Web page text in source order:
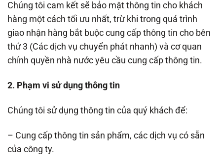
Chúng tôi cam kết sẽ bảo mật thông tin cho khách
hàng một cách tối ưu nhất, trừ khi trong quá trình
giao nhận hàng bắt buộc cung cấp thông tin cho bên
thứ 3 (Các dịch vụ chuyển phát nhanh) và cơ quan
chính quyền nhà nước yêu cầu cung cấp thông tin.
2. Phạm vi sử dụng thông tin
Chúng tôi sử dụng thông tin của quý khách để:
– Cung cấp thông tin sản phẩm, các dịch vụ có sẵn
của công ty.